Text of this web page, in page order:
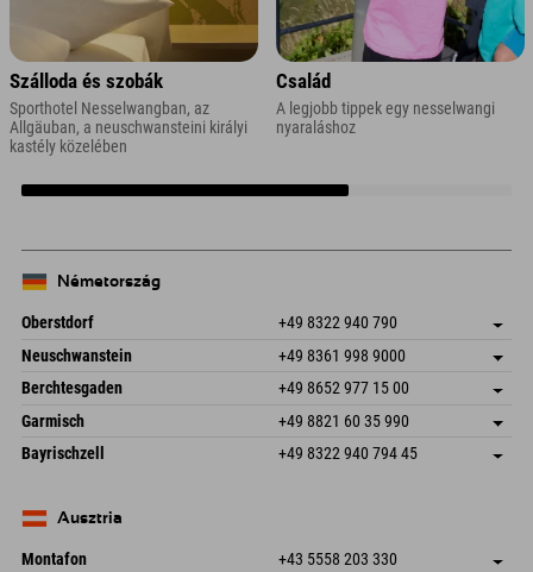
Szálloda és szobák
Sporthotel Nesselwangban, az
Allgäuban, a neuschwansteini királyi
kastély közelében
Család
A legjobb tippek egy nesselwangi
nyaraláshoz
Németország
Oberstdorf +49 8322 940 790
An der Breitach 3
Németország
Cím mentése
Könyv
Neuschwanstein +49 8361 998 9000
An der Riese 45
87484 Nesselwang im Allgäu
Németország
Cím mentése
Könyv
Berchtesgaden +49 8652 977 15 00
Hofreitstr. 7
Németország
Cím mentése
Könyv
Garmisch +49 8821 60 35 990
Frickenstraße 22
82490 Farchant
Cím mentése
Bayrischzell +49 8322 940 794 45
Németország
Ausztria
Montafon +43 5558 203 330